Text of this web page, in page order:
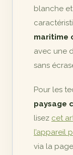
blanche
maritime
avec une
sans
Pour les
paysage
lisez cet
l’appareil
via la